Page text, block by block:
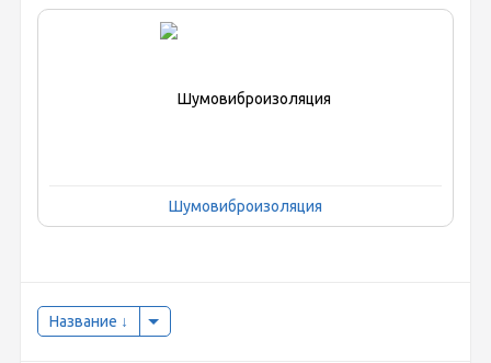
Шумовиброизоляция
Название